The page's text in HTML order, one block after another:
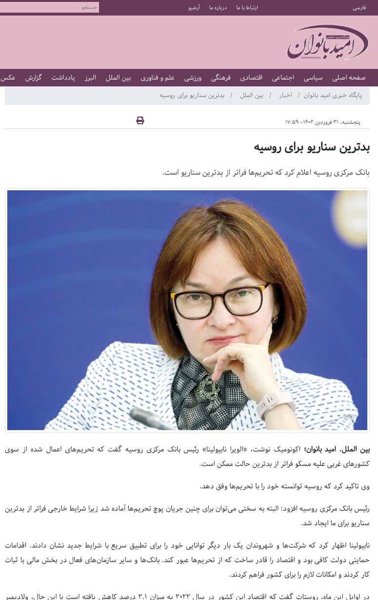
فارسی ارتباط با ما درباره ما آرشیو
صفحه اصلی سیاسی اجتماعی اقتصادی فرهنگی ورزشی علم و فناوری بین الملل البرز یادداشت گزارش عکس
پایگاه خبری امید بانوان اخبار بین الملل بدترین سناریو برای روسیه
پنجشنبه، 31 فروردین 1402 - 17:59
بدترین سناریو برای روسیه
بانک مرکزی روسیه اعلام کرد که تحریم‌ها فراتر از بدترین سناریو است.
بین الملل. امید بانوان؛ اکونومیک نوشت، «الویرا نابیولینا» رئیس بانک مرکزی روسیه گفت که تحریم‌های اعمال شده از سوی
کشورهای غربی علیه مسکو فراتر از بدترین حالت ممکن است.
وی تاکید کرد که روسیه توانسته خود را با تحریم‌ها وفق دهد.
رئیس بانک مرکزی روسیه افزود: البته به سختی می‌توان برای چنین جریان پوچ تحریم‌ها آماده شد زیرا شرایط خارجی فراتر از بدترین
سناریو برای ما ایجاد شد.
نابیولینا اظهار کرد که شرکت‌ها و شهروندان یک بار دیگر توانایی خود را برای تطبیق سریع با شرایط جدید نشان دادند. اقدامات
حمایتی دولت کافی بود و اقتصاد را قادر ساخت که از تحریم‌ها عبور کند. بانک‌ها و سایر سازمان‌های فعال در بخش مالی با ثبات
کار کردند و امکانات لازم را برای کشور فراهم کردند.
در اوایل این ماه، روستات گفت که اقتصاد این کشور در سال ۲۰۲۲ به میزان ۲.۱ درصد کاهش یافته است با این حال، ولادیمیر